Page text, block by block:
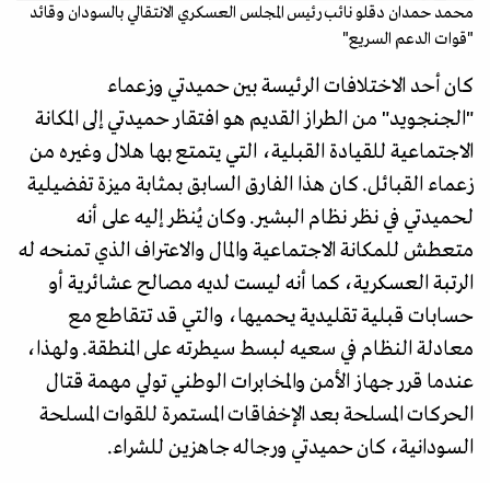
محمد حمدان دقلو نائب رئيس المجلس العسكري الانتقالي بالسودان وقائد
"قوات الدعم السريع"
كان أحد الاختلافات الرئيسة بين حميدتي وزعماء
"الجنجويد" من الطراز القديم هو افتقار حميدتي إلى المكانة
الاجتماعية للقيادة القبلية، التي يتمتع بها هلال وغيره من
زعماء القبائل. كان هذا الفارق السابق بمثابة ميزة تفضيلية
لحميدتي في نظر نظام البشير. وكان يُنظر إليه على أنه
متعطش للمكانة الاجتماعية والمال والاعتراف الذي تمنحه له
الرتبة العسكرية، كما أنه ليست لديه مصالح عشائرية أو
حسابات قبلية تقليدية يحميها، والتي قد تتقاطع مع
معادلة النظام في سعيه لبسط سيطرته على المنطقة. ولهذا،
عندما قرر جهاز الأمن والمخابرات الوطني تولي مهمة قتال
الحركات المسلحة بعد الإخفاقات المستمرة للقوات المسلحة
السودانية، كان حميدتي ورجاله جاهزين للشراء.